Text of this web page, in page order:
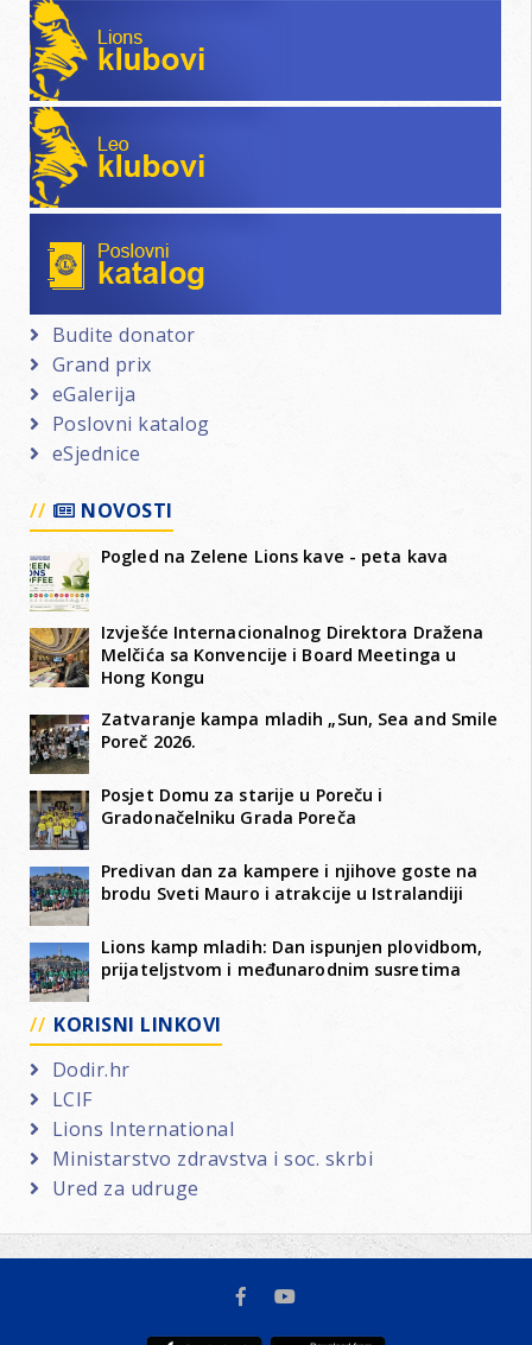
Lions klubovi
Leo klubovi
Budite donator
Grand prix
eGalerija
Poslovni katalog
eSjednice
NOVOSTI
Pogled na Zelene Lions kave - peta kava
Izvješće Internacionalnog Direktora Dražena
Melčića sa Konvencije i Board Meetinga u
Hong Kongu
Zatvaranje kampa mladih „Sun, Sea and Smile
Poreč 2026.
Posjet Domu za starije u Poreču i
Gradonačelniku Grada Poreča
Predivan dan za kampere i njihove goste na
brodu Sveti Mauro i atrakcije u Istralandiji
Lions kamp mladih: Dan ispunjen plovidbom,
prijateljstvom i međunarodnim susretima
KORISNI LINKOVI
Dodir.hr
LCIF
Lions International
Ministarstvo zdravstva i soc. skrbi
Ured za udruge